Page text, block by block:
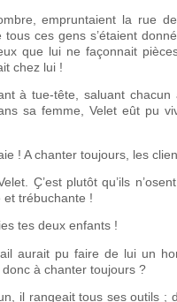
empruntaient la rue
ces gens s’étaient
que lui ne façonnait
chez lui !
à tue-tête, saluant
sa femme, Velet eût pu
! A chanter toujours, les
Ҫ’est plutôt qu’ils
et trébuchante !
tes deux enfants !
aurait pu faire de lui un
à chanter toujours ?
il rangeait tous ses outils ;